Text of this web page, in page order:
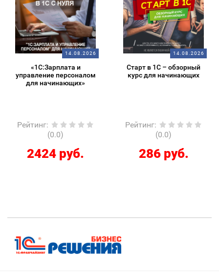
14.08.2026
«1С:Зарплата и
управление персоналом
для начинающих»
Рейтинг:
(0.0)
2424 руб.
14.08.2026
Старт в 1С – обзорный
курс для начинающих
Рейтинг:
(0.0)
286 руб.